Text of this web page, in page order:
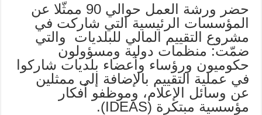
حضر ورشة العمل حوالي 90 ممثّلا عن
المؤسسات الرئيسية التي شاركت في
مشروع التقييم المالي للبلديات والتي
ضمّت: منظمات دولية ومسؤولون
حكوميون ورؤساء وأعضاء بلديات شاركوا
في عملية التقييم بالإضافة إلى ممثلين
عن وسائل الإعلام، وموظفو أفكار
مؤسسية مبتكرة (IDEAS).